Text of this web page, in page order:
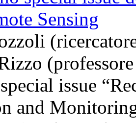
issue
and